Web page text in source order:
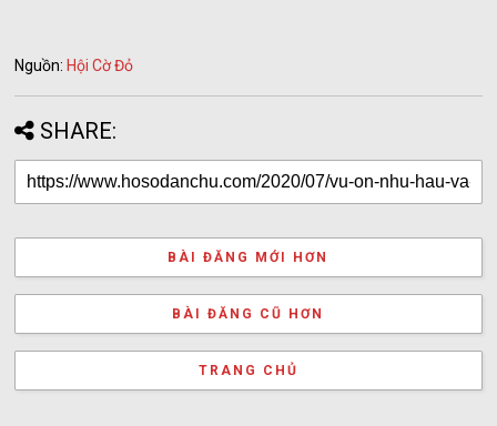
Nguồn: Hội Cờ Đỏ
SHARE:
BÀI ĐĂNG MỚI HƠN
BÀI ĐĂNG CŨ HƠN
TRANG CHỦ